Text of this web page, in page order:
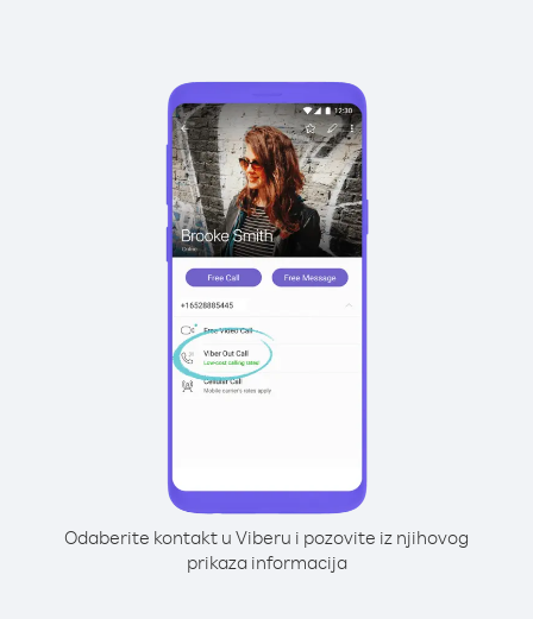
Odaberite kontakt u Viberu i pozovite iz njihovog
prikaza informacija